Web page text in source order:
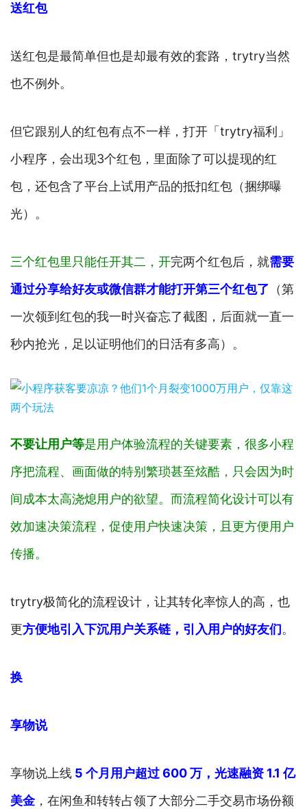
送红包
送红包是最简单但也是却最有效的套路，trytry当然
也不例外。
但它跟别人的红包有点不一样，打开「trytry福利」
小程序，会出现3个红包，里面除了可以提现的红
包，还包含了平台上试用产品的抵扣红包（捆绑曝
光）。
三个红包里只能任开其二，开完两个红包后，就需要
通过分享给好友或微信群才能打开第三个红包了 （第
一次领到红包的我一时兴奋忘了截图，后面就一直一
秒内抢光，足以证明他们的日活有多高）。
不要让用户等是用户体验流程的关键要素，很多小程
序把流程、画面做的特别繁琐甚至炫酷，只会因为时
间成本太高浇熄用户的欲望。而流程简化设计可以有
效加速决策流程，促使用户快速决策，且更方便用户
传播。
trytry极简化的流程设计，让其转化率惊人的高，也
更方便地引入下沉用户关系链，引入用户的好友们。
换
享物说
享物说上线 5 个月用户超过 600 万，光速融资 1.1 亿
美金，在闲鱼和转转占领了大部分二手交易市场份额